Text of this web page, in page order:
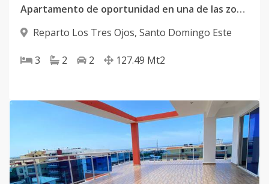
Apartamento de oportunidad en una de las zonas más exclusivas de Santo Domingo Este!
Reparto Los Tres Ojos, Santo Domingo Este
3 2 2 127.49 Mt2